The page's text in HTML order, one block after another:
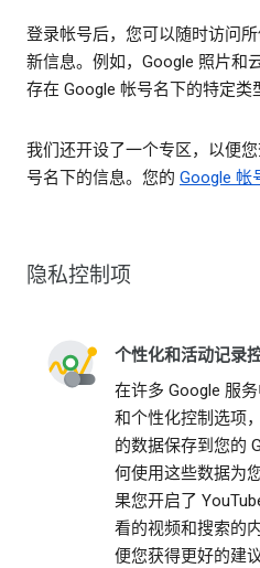
登录帐号后，您可以随时访问
新信息。例如，Google 照片和
存在 Google 帐号名下的特定类
我们还开设了一个专区，以便
号名下的信息。您的 Google 帐
隐私控制项
个性化和活动记录
在许多 Google 服
和个性化控制选项
的数据保存到您的
何使用这些数据为
果您开启了
看的视频和搜索的
便您获得更好的建